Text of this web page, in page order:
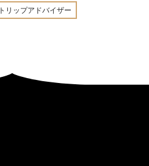
トリップアドバイザー